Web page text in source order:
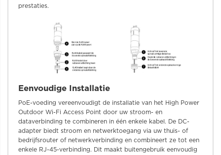
prestaties.
Eenvoudige Installatie
PoE-voeding vereenvoudigt de installatie van het High Power
Outdoor Wi-Fi Access Point door uw stroom- en
dataverbinding te combineren in één enkele kabel. De DC-
adapter biedt stroom en netwerktoegang via uw thuis- of
bedrijfsrouter of netwerkverbinding en combineert ze tot een
enkele RJ-45-verbinding. Dit maakt buitengebruik eenvoudig